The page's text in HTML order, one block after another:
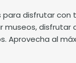
para disfrutar con
museos,
Aprovecha al